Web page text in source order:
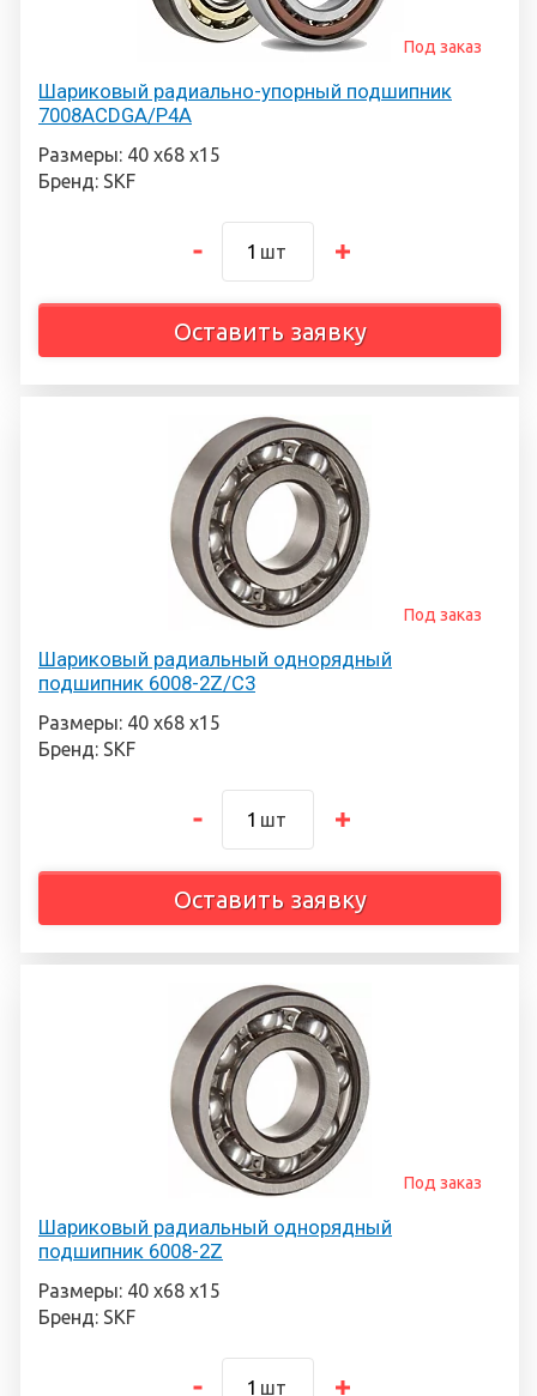
Шариковый радиально-упорный подшипник
7008ACDGA/P4A
Под заказ
Размеры: 40 х68 х15
Бренд: SKF
шт
Оставить заявку
Шариковый радиальный однорядный
подшипник 6008-2Z/C3
Под заказ
Размеры: 40 х68 х15
Бренд: SKF
шт
Оставить заявку
Шариковый радиальный однорядный
подшипник 6008-2Z
Под заказ
Размеры: 40 х68 х15
Бренд: SKF
шт